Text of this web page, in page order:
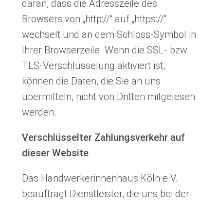
daran, dass die Adresszeile des
Browsers von „http://“ auf „https://“
wechselt und an dem Schloss-Symbol in
Ihrer Browserzeile. Wenn die SSL- bzw.
TLS-Verschlüsselung aktiviert ist,
können die Daten, die Sie an uns
übermitteln, nicht von Dritten mitgelesen
werden.
Verschlüsselter Zahlungsverkehr auf
dieser Website
Das Handwerkerinnenhaus Köln e.V.
beauftragt Dienstleister, die uns bei der